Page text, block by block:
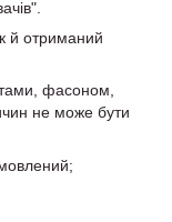
й отриманий
фасоном,
не може бути